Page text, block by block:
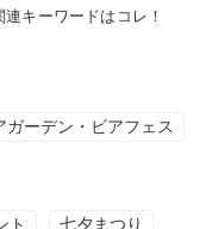
キーワードはコレ！
ガーデン・ビアフェス
ト 七夕まつり